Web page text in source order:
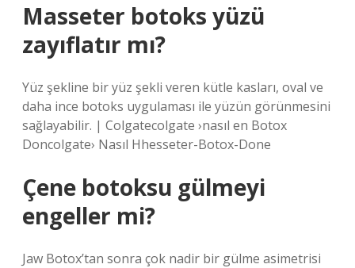
Masseter botoks yüzü
zayıflatır mı?
Yüz şekline bir yüz şekli veren kütle kasları, oval ve
daha ince botoks uygulaması ile yüzün görünmesini
sağlayabilir. | Colgatecolgate ›nasıl en Botox
Doncolgate› Nasıl Hhesseter-Botox-Done
Çene botoksu gülmeyi
engeller mi?
Jaw Botox’tan sonra çok nadir bir gülme asimetrisi